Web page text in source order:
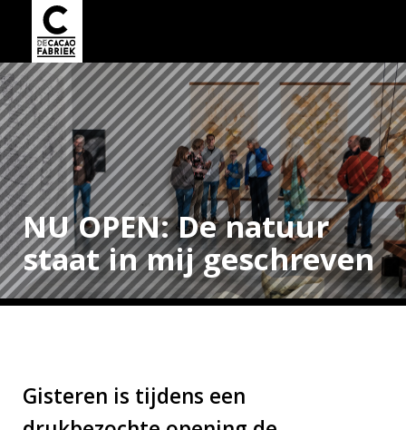
NU OPEN: De natuur
staat in mij geschreven
Gisteren is tijdens een